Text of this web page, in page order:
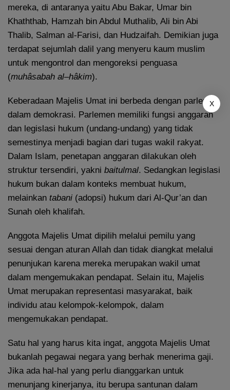
mereka, di antaranya yaitu Abu Bakar, Umar bin
Khaththab, Hamzah bin Abdul Muthalib, Ali bin Abi
Thalib, Salman al-Farisi, dan Hudzaifah. Demikian juga
terdapat sejumlah dalil yang menyeru kaum muslim
untuk mengontrol dan mengoreksi penguasa
(muhâsabah al–hâkim).
Keberadaan Majelis Umat ini berbeda dengan parlemen
dalam demokrasi. Parlemen memiliki fungsi anggaran
dan legislasi hukum (undang-undang) yang tidak
semestinya menjadi bagian dari tugas wakil rakyat.
Dalam Islam, penetapan anggaran dilakukan oleh
struktur tersendiri, yakni baitulmal. Sedangkan legislasi
hukum bukan dalam konteks membuat hukum,
melainkan tabani (adopsi) hukum dari Al-Qur’an dan
Sunah oleh khalifah.
Anggota Majelis Umat dipilih melalui pemilu yang
sesuai dengan aturan Allah dan tidak diangkat melalui
penunjukan karena mereka merupakan wakil umat
dalam mengemukakan pendapat. Selain itu, Majelis
Umat merupakan representasi masyarakat, baik
individu atau kelompok-kelompok, dalam
mengemukakan pendapat.
Satu hal yang harus kita ingat, anggota Majelis Umat
bukanlah pegawai negara yang berhak menerima gaji.
Jika ada hal-hal yang perlu dianggarkan untuk
menunjang kinerjanya, itu berupa santunan dalam
X